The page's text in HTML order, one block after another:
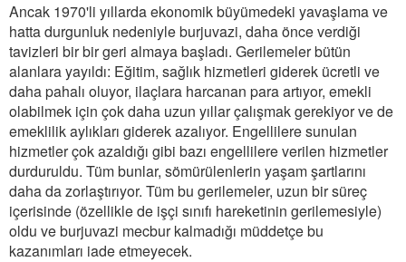
Ancak 1970'li yıllarda ekonomik büyümedeki yavaşlama ve
hatta durgunluk nedeniyle burjuvazi, daha önce verdiği
tavizleri bir bir geri almaya başladı. Gerilemeler bütün
alanlara yayıldı: Eğitim, sağlık hizmetleri giderek ücretli ve
daha pahalı oluyor, ilaçlara harcanan para artıyor, emekli
olabilmek için çok daha uzun yıllar çalışmak gerekiyor ve de
emeklilik aylıkları giderek azalıyor. Engellilere sunulan
hizmetler çok azaldığı gibi bazı engellilere verilen hizmetler
durduruldu. Tüm bunlar, sömürülenlerin yaşam şartlarını
daha da zorlaştırıyor. Tüm bu gerilemeler, uzun bir süreç
içerisinde (özellikle de işçi sınıfı hareketinin gerilemesiyle)
oldu ve burjuvazi mecbur kalmadığı müddetçe bu
kazanımları iade etmeyecek.